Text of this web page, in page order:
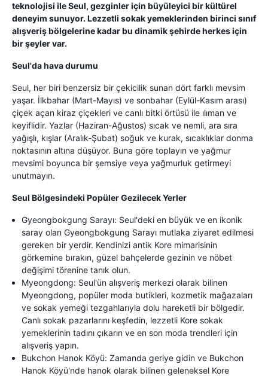
teknolojisi ile Seul, gezginler için büyüleyici bir kültürel
deneyim sunuyor. Lezzetli sokak yemeklerinden birinci sınıf
alışveriş bölgelerine kadar bu dinamik şehirde herkes için
bir şeyler var.
Seul'da hava durumu
Seul, her biri benzersiz bir çekicilik sunan dört farklı mevsim
yaşar. İlkbahar (Mart-Mayıs) ve sonbahar (Eylül-Kasım arası)
çiçek açan kiraz çiçekleri ve canlı bitki örtüsü ile ılıman ve
keyiflidir. Yazlar (Haziran-Ağustos) sıcak ve nemli, ara sıra
yağışlı, kışlar (Aralık-Şubat) soğuk ve kurak, sıcaklıklar donma
noktasının altına düşüyor. Buna göre toplayın ve yağmur
mevsimi boyunca bir şemsiye veya yağmurluk getirmeyi
unutmayın.
Seul Bölgesindeki Popüler Gezilecek Yerler
Gyeongbokgung Sarayı: Seul'deki en büyük ve en ikonik
saray olan Gyeongbokgung Sarayı mutlaka ziyaret edilmesi
gereken bir yerdir. Kendinizi antik Kore mimarisinin
görkemine bırakın, güzel bahçelerde gezinin ve nöbet
değişimi törenine tanık olun.
Myeongdong: Seul'ün alışveriş merkezi olarak bilinen
Myeongdong, popüler moda butikleri, kozmetik mağazaları
ve sokak yemeği tezgahlarıyla dolu hareketli bir bölgedir.
Canlı sokak pazarlarını keşfedin, lezzetli Kore sokak
yemeklerinin tadını çıkarın ve en son moda trendleri için
alışveriş yapın.
Bukchon Hanok Köyü: Zamanda geriye gidin ve Bukchon
Hanok Köyü'nde hanok olarak bilinen geleneksel Kore